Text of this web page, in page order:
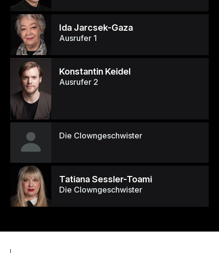
Ida Jarcsek-Gaza
Ausrufer 1
Konstantin Keidel
Ausrufer 2
Die Clowngeschwister
Tatiana Sessler-Toami
Die Clowngeschwister